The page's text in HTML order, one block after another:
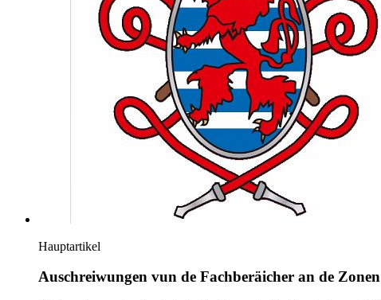
Hauptartikel
Auschreiwungen vun de Fachberäicher an de Zonen